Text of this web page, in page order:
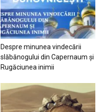
Despre minunea vindecării
slăbănogului din Capernaum și
Rugăciunea inimii